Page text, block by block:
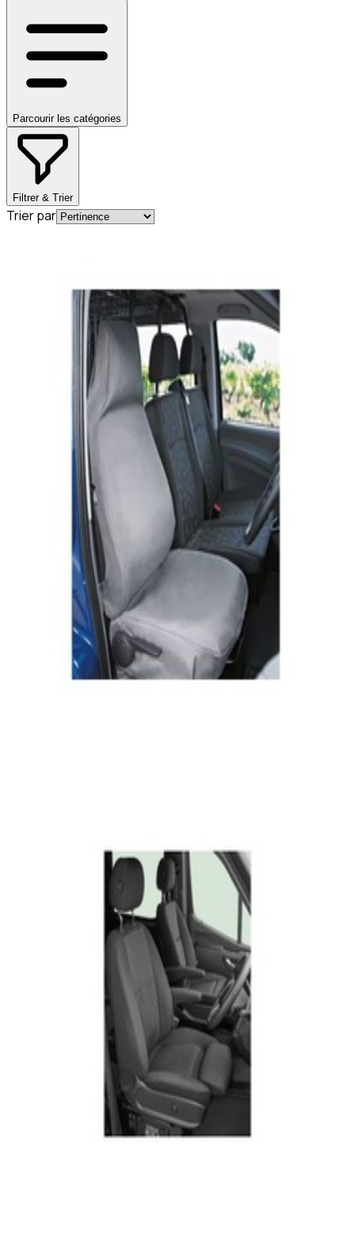
Parcourir les catégories
Filtrer & Trier
Trier par
B66560598
Housse Protection Siège individuel Avant
Viano Vito eVito